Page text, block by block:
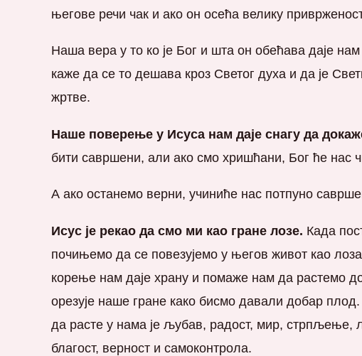
његове речи чак и ако он осећа велику
Наша вера у то ко је Бог и шта он обећава даје
каже да се то дешава кроз Светог духа и да је
жртве.
Наше поверење у Исуса нам даје снагу да
бити савршени, али ако смо хришћани, Бог ће нас
А ако останемо верни, учиниће нас потпуно
Исус је рекао да смо ми као гране лозе. Када
почињемо да се повезујемо у његов живот као
корење нам даје храну и помаже нам да растемо
орезује наше гране како бисмо давали добар
да расте у нама је љубав, радост, мир, стрпљење,
благост, верност и самоконтрола.